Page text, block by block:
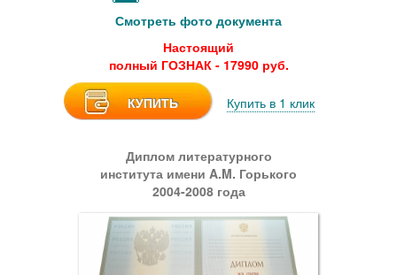
Смотреть фото документа
Настоящий
полный ГОЗНАК - 17990 руб.
КУПИТЬ Купить в 1 клик
Диплом литературного
института имени A.M. Горького
2004-2008 года